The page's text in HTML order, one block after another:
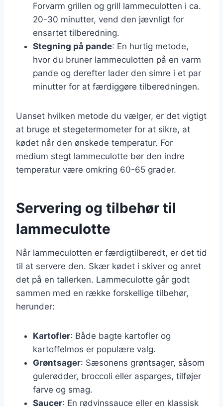
Forvarm grillen og grill lammeculotten i ca.
20-30 minutter, vend den jævnligt for
ensartet tilberedning.
Stegning på pande: En hurtig metode,
hvor du bruner lammeculotten på en varm
pande og derefter lader den simre i et par
minutter for at færdiggøre tilberedningen.
Uanset hvilken metode du vælger, er det vigtigt
at bruge et stegetermometer for at sikre, at
kødet når den ønskede temperatur. For
medium stegt lammeculotte bør den indre
temperatur være omkring 60-65 grader.
Servering og tilbehør til
lammeculotte
Når lammeculotten er færdigtilberedt, er det tid
til at servere den. Skær kødet i skiver og anret
det på en tallerken. Lammeculotte går godt
sammen med en række forskellige tilbehør,
herunder:
Kartofler: Både bagte kartofler og
kartoffelmos er populære valg.
Grøntsager: Sæsonens grøntsager, såsom
gulerødder, broccoli eller asparges, tilføjer
farve og smag.
Saucer: En rødvinssauce eller en klassisk